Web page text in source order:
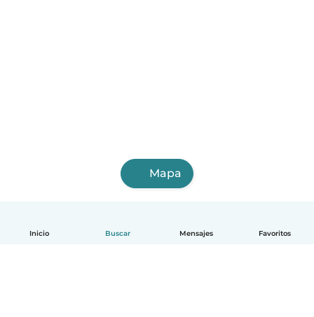
Inicio Buscar Mensajes Favoritos
Mapa